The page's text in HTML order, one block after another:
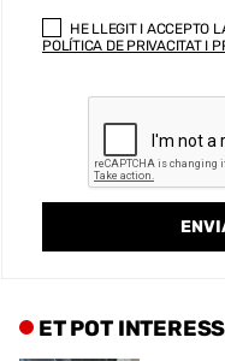
HE LLEGIT I ACCEPTO
POLÍTICA DE PRIVACITAT I
ET POT